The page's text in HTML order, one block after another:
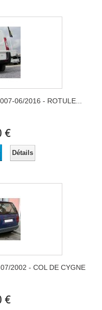
06/2016 - ROTULE...
€
Détails
2002 - COL DE CYGNE
€